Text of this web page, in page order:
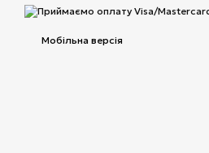
Мобільна версія